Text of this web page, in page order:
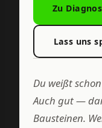
Zu
Lass uns
Du weißt
Auch gut —
Bausteinen.